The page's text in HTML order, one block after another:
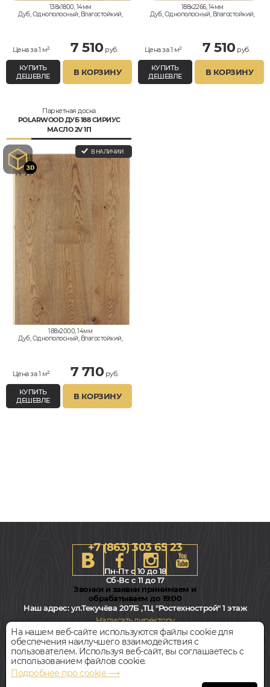
138x1800, 14мм
Дуб, Однополосный, Влагостойкий,
Цена за 1 м² 7 510 руб.
КУПИТЬ
ДЕШЕВЛЕ
В КОРЗИНУ
188x2266, 14мм
Дуб, Однополосный, Влагостойкий,
Цена за 1 м² 7 510 руб.
КУПИТЬ
ДЕШЕВЛЕ
В КОРЗИНУ
Паркетная доска
POLARWOOD ДУБ 188 СИРИУС
МАСЛО 2V 1П
В НАЛИЧИИ
188x2000, 14мм
Дуб, Однополосный, Влагостойкий,
Цена за 1 м² 7 710 руб.
КУПИТЬ
ДЕШЕВЛЕ
В КОРЗИНУ
+7 (863) 303 65 23
Пн-Пт с 10 до 18
Сб-Вс с 11 до 17
Звонки и заявки принимаем и
обрабатываем до 19:00
Наш адрес:ул.Текучёва 207Б ,ТЦ "Ростехнострой" 1 этаж
Написать директору
Всегда свободная парковка
© Интернет-магазин Polvamvdom.ru 2011-2026. Все права
На нашем веб-сайте используются файлы cookie для
обеспечения наилучшего взаимодействия с
пользователем. Используя веб-сайт, вы соглашаетесь с
использованием файлов cookie.
Подробнее про cookie ⟶